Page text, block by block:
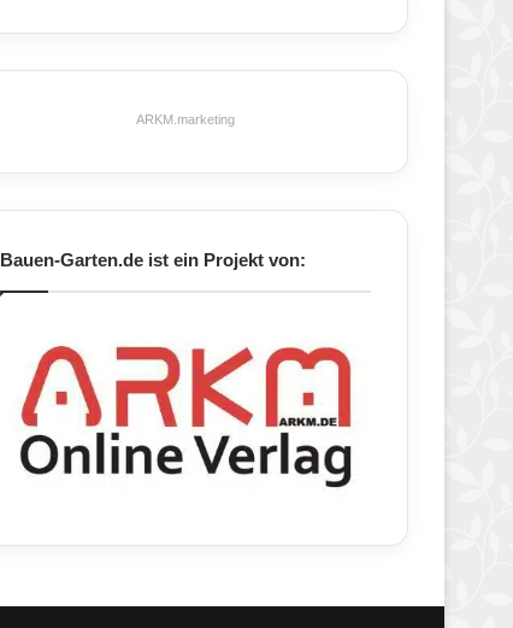
ARKM.marketing
Bauen-Garten.de ist ein Projekt von: